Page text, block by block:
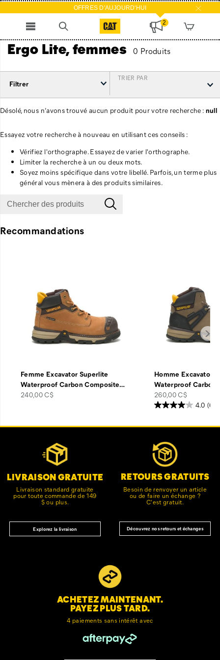
OFFRES D'AUJOURD'HUI
2
Ergo Lite, femmes 0 Produits
Filtrer
TRIER PAR
Désolé, nous n’avons trouvé aucun produit pour votre recherche : null
Essayez votre recherche à nouveau en utilisant ces conseils :
Vérifiez l'orthographe. Essayez de varier l'orthographe.
Limiter la recherche à un ou deux mots.
Soyez moins spécifique dans votre libellé. Parfois, un terme plus
général vous mènera à des produits similaires.
Recommandations
Femme Excavator Superlite
Waterproof Carbon Composite…
price
240,00 C$
Homme Excavator
Waterproof Carbon
price
260,00 C$
4.0 (63)
Liens
pageLIVRAISON GRATUITE
Livraison standard gratuite
pour toute commande de 149
$ ou plus.
Explorez la livraison
RETOURS GRATUITS
Besoin de renvoyer un article
ou de faire un échange ?
C'est gratuit.
Découvrez nos retours et échanges
ACHETEZ MAINTENANT.
PAYEZ PLUS TARD.
4 paiements sans intérêt avec